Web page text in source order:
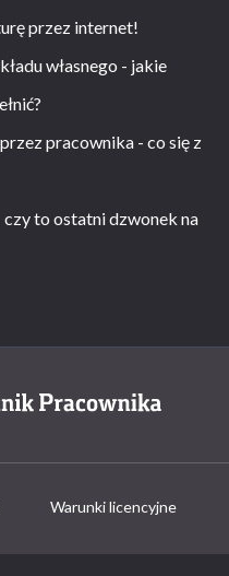
przez internet!
własnego - jakie
pracownika - co się z
czy to ostatni dzwonek na
Warunki licencyjne